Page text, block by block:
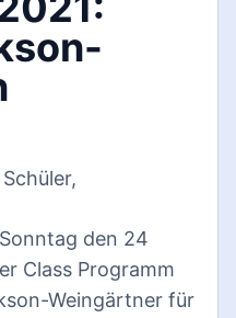
den 24
Class Programm
Weingärtner für